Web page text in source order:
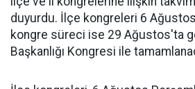
duyurdu. İlçe kongreleri 6
kongre süreci ise 29 Ağustos'ta
Başkanlığı Kongresi ile